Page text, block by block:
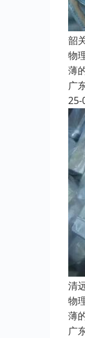
韶
物
薄
广
25-
清
物
薄
广